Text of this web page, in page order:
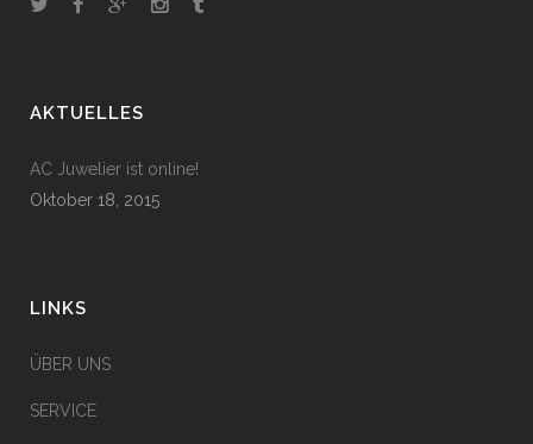
AKTUELLES
AC Juwelier ist online!
Oktober 18, 2015
LINKS
ÜBER UNS
SERVICE